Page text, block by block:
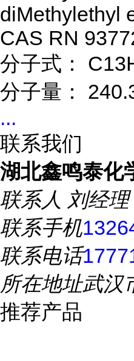
diMethylethyl
CAS RN
分子式：
分子量：
...
联系我们
湖北鑫鸣泰化
联系人 刘经理
联系手机
联系电话
所在地址武汉
推荐产品